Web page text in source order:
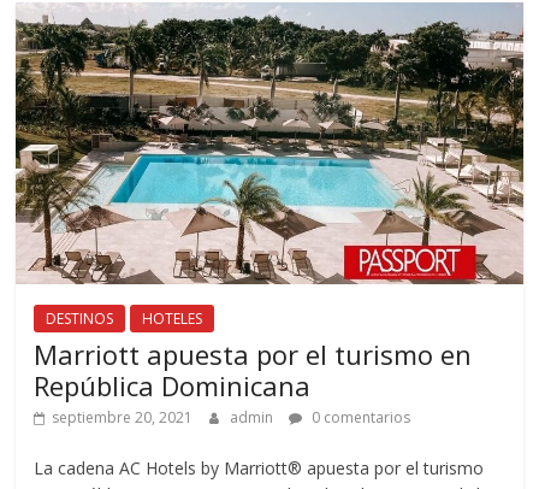
DESTINOS HOTELES
Marriott apuesta por el turismo en
República Dominicana
septiembre 20, 2021 admin 0 comentarios
La cadena AC Hotels by Marriott® apuesta por el turismo